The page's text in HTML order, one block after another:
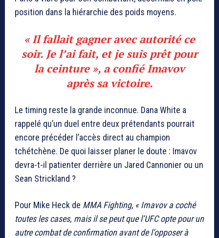
position dans la hiérarchie des poids moyens.
« Il fallait gagner avec autorité ce
soir. Je l’ai fait, et je suis prêt pour
la ceinture », a confié Imavov
après sa victoire.
Le timing reste la grande inconnue. Dana White a
rappelé qu’un duel entre deux prétendants pourrait
encore précéder l’accès direct au champion
tchétchène. De quoi laisser planer le doute : Imavov
devra-t-il patienter derrière un Jared Cannonier ou un
Sean Strickland ?
Pour Mike Heck de MMA Fighting, « Imavov a coché
toutes les cases, mais il se peut que l’UFC opte pour un
autre combat de confirmation avant de l’opposer à